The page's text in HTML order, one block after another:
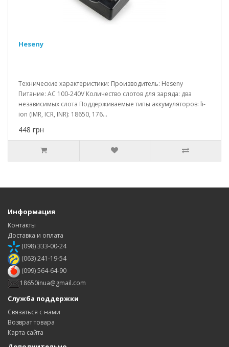
Heseny
Технические характеристики: Производитель: Heseny
Питание: AC 100-240V Количество слотов для заряда: два
независимых слота Поддерживаемые типы аккумуляторов: li-
ion (IMR, ICR, INR): 18650, 176...
448 грн
Информация
Контакты
Доставка и оплата
(098) 333-00-24
(063) 241-19-54
(099) 564-64-90
18650inua@gmail.com
Служба поддержки
Связаться с нами
Возврат товара
Карта сайта